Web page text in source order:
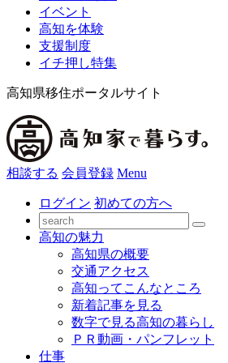
イベント
高知を体験
支援制度
イチ押し特集
高知県移住ポータルサイト
相談する 会員登録 Menu
ログイン 初めての方へ
高知の魅力
高知県の概要
交通アクセス
高知ってこんなところ
新着記事を見る
数字で見る高知の暮らし
ＰＲ動画・パンフレット
仕事